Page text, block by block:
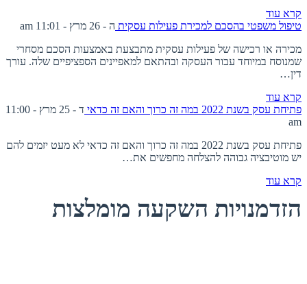
קרא עוד
טיפול משפטי בהסכם למכירת פעילות עסקית ה - 26 מרץ - 11:01 am
מכירה או רכישה של פעילות עסקית מתבצעת באמצעות הסכם מסחרי
שמנוסח במיוחד עבור העסקה ובהתאם למאפיינים הספציפיים שלה. עורך
דין…
קרא עוד
פתיחת עסק בשנת 2022 במה זה כרוך והאם זה כדאי
ד - 25 מרץ - 11:00
am
פתיחת עסק בשנת 2022 במה זה כרוך והאם זה כדאי לא מעט יזמים להם
יש מוטיבציה גבוהה להצלחה מחפשים את…
קרא עוד
הזדמנויות השקעה מומלצות